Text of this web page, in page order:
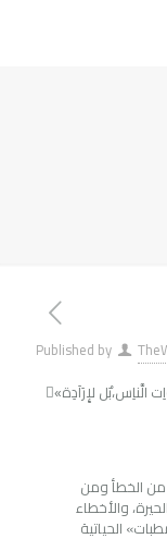
Published by
«ِلَكْي لاَ يَِعيَش أَيًْضا الَّزَماَن الَْباِقَيِ في الَْجَسِد،ِلَشَهَواِت الَّناِس،بَْل لإِرَاَدِة
من الخطأ ومن
والأخطاء
الحياتية